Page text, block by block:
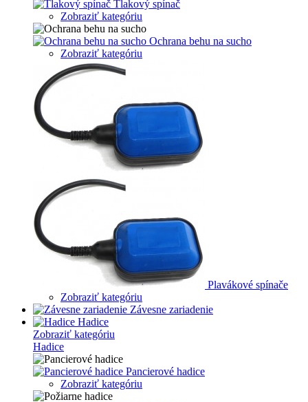
Tlakový spínač
Zobraziť kategóriu
Ochrana behu na sucho
Zobraziť kategóriu
Plavákové spínače
Zobraziť kategóriu
Závesne zariadenie
Hadice
Zobraziť kategóriu
Hadice
Pancierové hadice
Zobraziť kategóriu